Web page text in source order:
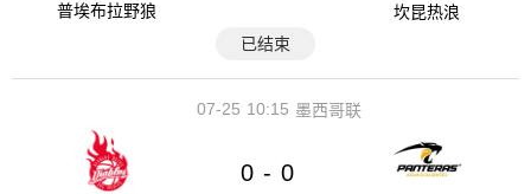
普埃布拉野狼
坎昆热浪
已结束
10:15
07-25 墨西哥联
0 - 0